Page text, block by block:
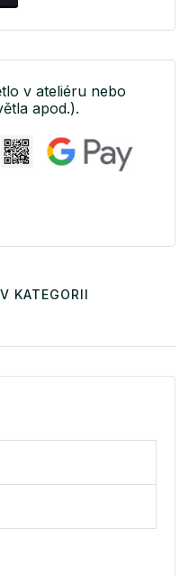
v ateliéru nebo
apod.).
KATEGORII